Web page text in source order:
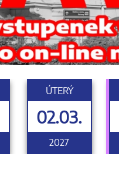
ÚTERÝ
02.03.
2027